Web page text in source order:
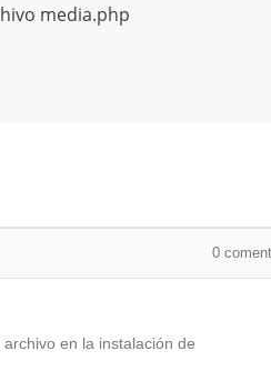
media.php
0
archivo en la instalación de